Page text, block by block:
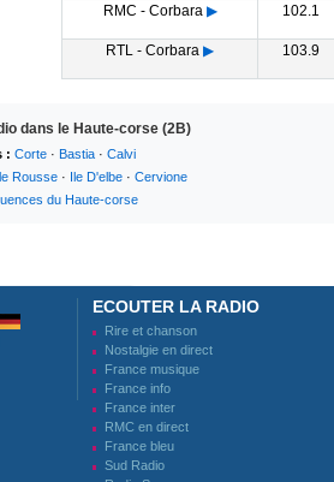
RMC - Corbara ▶ 102.1
RTL - Corbara ▶ 103.9
dans le Haute-corse (2B)
: Corte · Bastia · Calvi
Rousse · Ile D'elbe · Cervione
du Haute-corse
ECOUTER LA RADIO
Rire et chanson
Nostalgie en direct
France musique
France info
France inter
RMC en direct
France bleu
Sud Radio